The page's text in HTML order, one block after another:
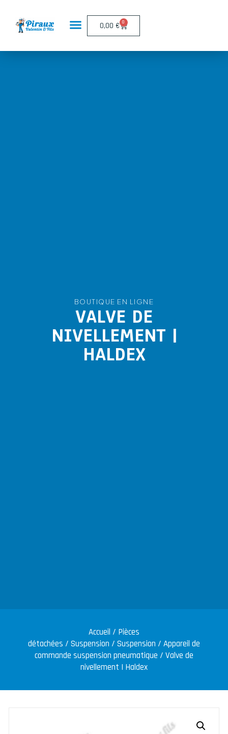
0,00 € 0
BOUTIQUE EN LIGNE
VALVE DE
NIVELLEMENT |
HALDEX
Accueil / Pièces
détachées / Suspension / Suspension / Appareil de
commande suspension pneumatique / Valve de
nivellement | Haldex